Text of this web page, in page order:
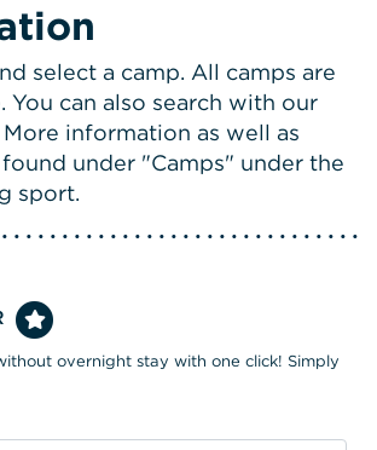
select a camp. All camps are
You can also search with our
information as well as
under "Camps" under the
sport.
overnight stay with one click! Simply